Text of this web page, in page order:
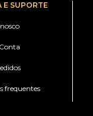
E SUPORTE
frequentes